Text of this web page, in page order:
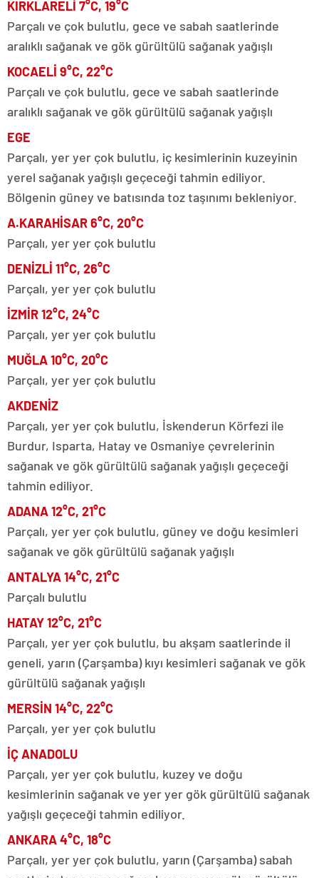
KIRKLARELİ 7°C, 19°C
Parçalı ve çok bulutlu, gece ve sabah saatlerinde
aralıklı sağanak ve gök gürültülü sağanak yağışlı
KOCAELİ 9°C, 22°C
Parçalı ve çok bulutlu, gece ve sabah saatlerinde
aralıklı sağanak ve gök gürültülü sağanak yağışlı
EGE
Parçalı, yer yer çok bulutlu, iç kesimlerinin kuzeyinin
yerel sağanak yağışlı geçeceği tahmin ediliyor.
Bölgenin güney ve batısında toz taşınımı bekleniyor.
A.KARAHİSAR 6°C, 20°C
Parçalı, yer yer çok bulutlu
DENİZLİ 11°C, 26°C
Parçalı, yer yer çok bulutlu
İZMİR 12°C, 24°C
Parçalı, yer yer çok bulutlu
MUĞLA 10°C, 20°C
Parçalı, yer yer çok bulutlu
AKDENİZ
Parçalı, yer yer çok bulutlu, İskenderun Körfezi ile
Burdur, Isparta, Hatay ve Osmaniye çevrelerinin
sağanak ve gök gürültülü sağanak yağışlı geçeceği
tahmin ediliyor.
ADANA 12°C, 21°C
Parçalı, yer yer çok bulutlu, güney ve doğu kesimleri
sağanak ve gök gürültülü sağanak yağışlı
ANTALYA 14°C, 21°C
Parçalı bulutlu
HATAY 12°C, 21°C
Parçalı, yer yer çok bulutlu, bu akşam saatlerinde il
geneli, yarın (Çarşamba) kıyı kesimleri sağanak ve gök
gürültülü sağanak yağışlı
MERSİN 14°C, 22°C
Parçalı, yer yer çok bulutlu
İÇ ANADOLU
Parçalı, yer yer çok bulutlu, kuzey ve doğu
kesimlerinin sağanak ve yer yer gök gürültülü sağanak
yağışlı geçeceği tahmin ediliyor.
ANKARA 4°C, 18°C
Parçalı, yer yer çok bulutlu, yarın (Çarşamba) sabah